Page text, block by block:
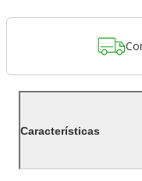
Características